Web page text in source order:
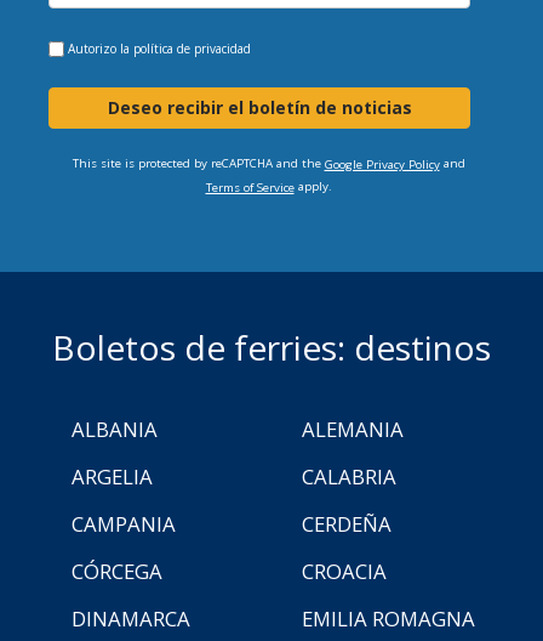
Autorizo la política de privacidad
Deseo recibir el boletín de noticias
This site is protected by reCAPTCHA and the Google Privacy Policyand
Terms of Serviceapply.
Boletos de ferries: destinos
ALBANIA
ALEMANIA
ARGELIA
CALABRIA
CAMPANIA
CERDEÑA
CÓRCEGA
CROACIA
DINAMARCA
EMILIA ROMAGNA